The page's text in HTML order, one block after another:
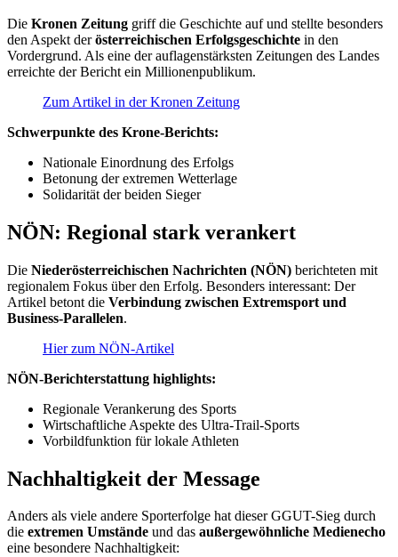
Die Kronen Zeitung griff die Geschichte auf und stellte besonders
den Aspekt derösterreichischen Erfolgsgeschichte in den
Vordergrund. Als eine der auflagenstärksten Zeitungen des Landes
erreichte der Bericht ein Millionenpublikum.
Zum Artikel in der Kronen Zeitung
Schwerpunkte des Krone-Berichts:
Nationale Einordnung des Erfolgs
Betonung der extremen Wetterlage
Solidarität der beiden Sieger
NÖN: Regional stark verankert
Die Niederösterreichischen Nachrichten (NÖN) berichteten mit
regionalem Fokus über den Erfolg. Besonders interessant: Der
Artikel betont die Verbindung zwischen Extremsport und
Business-Parallelen.
Hier zum NÖN-Artikel
NÖN-Berichterstattung highlights:
Regionale Verankerung des Sports
Wirtschaftliche Aspekte des Ultra-Trail-Sports
Vorbildfunktion für lokale Athleten
Nachhaltigkeit der Message
Anders als viele andere Sporterfolge hat dieser GGUT-Sieg durch
die extremen Umstände und das außergewöhnliche Medienecho
eine besondere Nachhaltigkeit: